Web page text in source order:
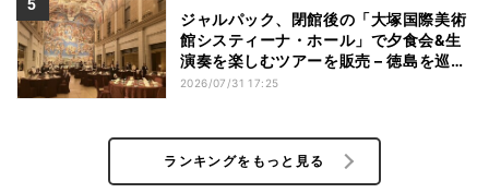
ジャルパック、閉館後の「大塚国際美術
館システィーナ・ホール」で夕食会&生
演奏を楽しむツアーを販売 – 徳島を巡る
5つのコース
2026/07/31 17:25
ランキングをもっと見る